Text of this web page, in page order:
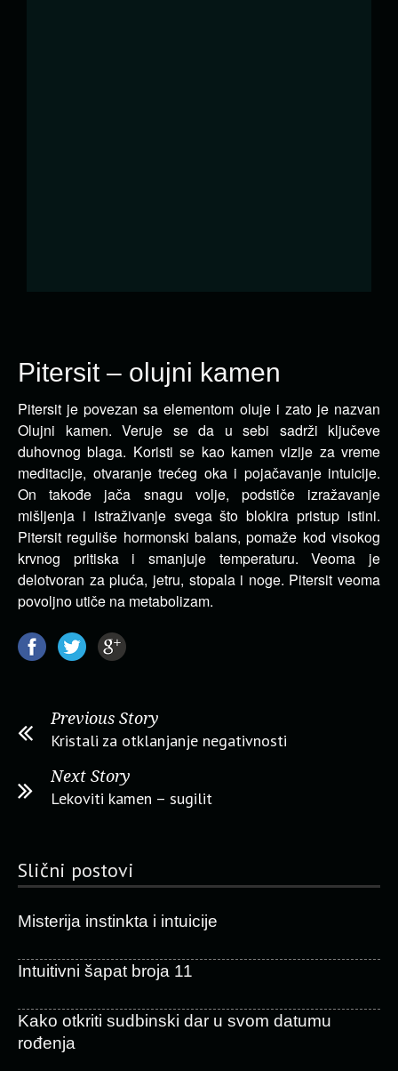
Pitersit – olujni kamen
Pitersit je povezan sa elementom oluje i zato je nazvan
Olujni kamen. Veruje se da u sebi sadrži ključeve
duhovnog blaga. Koristi se kao kamen vizije za vreme
meditacije, otvaranje trećeg oka i pojačavanje intuicije.
On takođe jača snagu volje, podstiče izražavanje
mišljenja i istraživanje svega što blokira pristup istini.
Pitersit reguliše hormonski balans, pomaže kod visokog
krvnog pritiska i smanjuje temperaturu. Veoma je
delotvoran za pluća, jetru, stopala i noge. Pitersit veoma
povoljno utiče na metabolizam.
Previous Story
Kristali za otklanjanje negativnosti
Next Story
Lekoviti kamen – sugilit
Slični postovi
Misterija instinkta i intuicije
Intuitivni šapat broja 11
Kako otkriti sudbinski dar u svom datumu
rođenja